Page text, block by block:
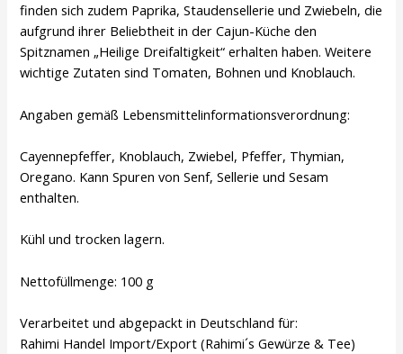
finden sich zudem Paprika, Staudensellerie und Zwiebeln, die
aufgrund ihrer Beliebtheit in der Cajun-Küche den
Spitznamen „Heilige Dreifaltigkeit“ erhalten haben. Weitere
wichtige Zutaten sind Tomaten, Bohnen und Knoblauch.
Angaben gemäß Lebensmittelinformationsverordnung:
Cayennepfeffer, Knoblauch, Zwiebel, Pfeffer, Thymian,
Oregano. Kann Spuren von Senf, Sellerie und Sesam
enthalten.
Kühl und trocken lagern.
Nettofüllmenge: 100 g
Verarbeitet und abgepackt in Deutschland für:
Rahimi Handel Import/Export (Rahimi´s Gewürze & Tee)